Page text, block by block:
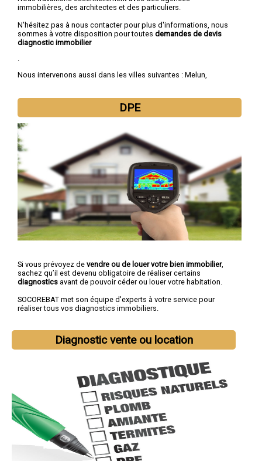
immobilières, des architectes et des particuliers.
N'hésitez pas à nous contacter pour plus d'informations, nous
sommes à votre disposition pour toutes demandes de devis
diagnostic immobilier
.
Nous intervenons aussi dans les villes suivantes : Melun,
la-Ville
DPE
Si vous prévoyez de vendre ou de louer votre bien immobilier,
sachez qu’il est devenu obligatoire de réaliser certains
diagnostics avant de pouvoir céder ou louer votre habitation.
SOCOREBAT met son équipe d'experts à votre service pour
réaliser tous vos diagnostics immobiliers.
Diagnostic vente ou location